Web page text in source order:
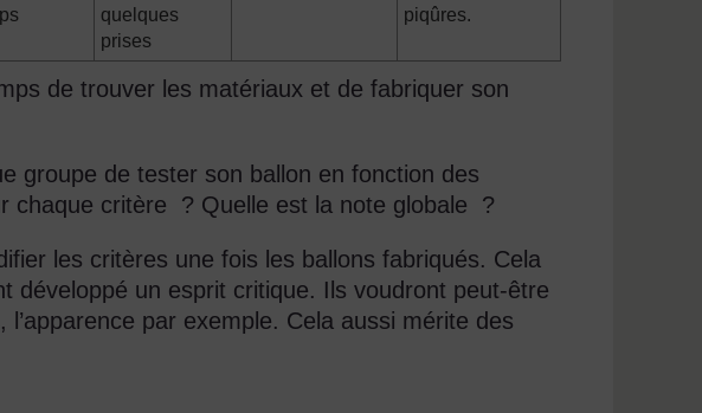
quelques
prises
piqûres.
de trouver les matériaux et de fabriquer son
groupe de tester son ballon en fonction des
chaque critère ? Quelle est la note globale ?
les critères une fois les ballons fabriqués. Cela
développé un esprit critique. Ils voudront peut-être
par exemple. Cela aussi mérite des